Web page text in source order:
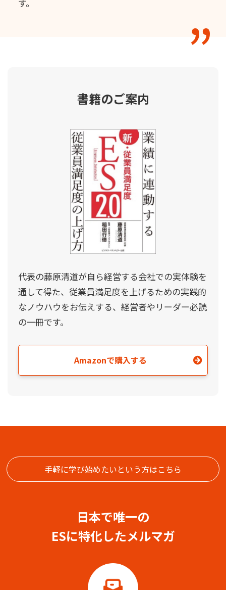
す。
書籍のご案内
代表の藤原清道が自ら経営する会社での実体験を
通して得た、従業員満足度を上げるための実践的
なノウハウをお伝えする、経営者やリーダー必読
の一冊です。
Amazonで購入する
手軽に学び始めたいという方はこちら
日本で唯一の
ESに特化したメルマガ